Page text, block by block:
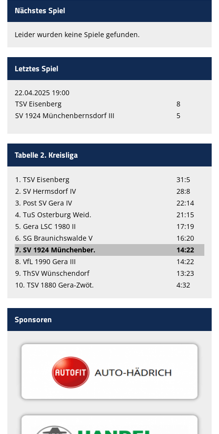
Nächstes Spiel
Leider wurden keine Spiele gefunden.
Letztes Spiel
22.04.2025 19:00
TSV Eisenberg
8
SV 1924 Münchenbernsdorf III
5
Tabelle 2. Kreisliga
1. TSV Eisenberg
31:5
2. SV Hermsdorf IV
28:8
3. Post SV Gera IV
22:14
4. TuS Osterburg Weid.
21:15
5. Gera LSC 1980 II
17:19
6. SG Braunichswalde V
16:20
7. SV 1924 Münchenber.
14:22
8. VfL 1990 Gera III
14:22
9. ThSV Wünschendorf
13:23
10. TSV 1880 Gera-Zwöt.
4:32
Sponsoren